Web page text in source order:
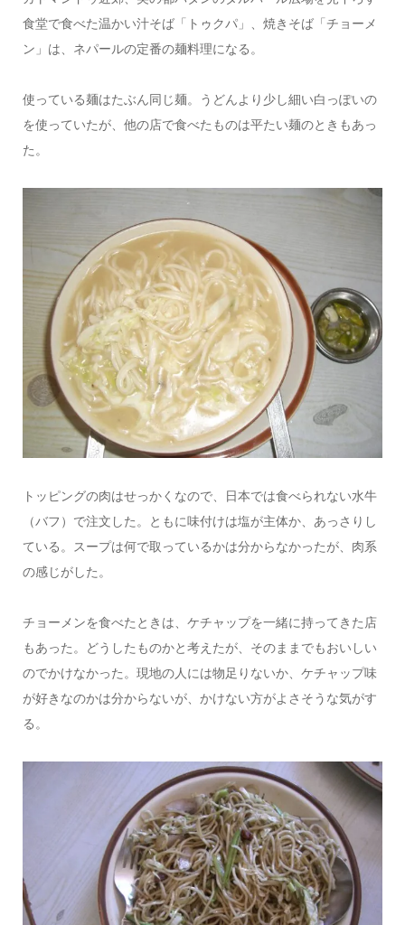
食堂で食べた温かい汁そば「トゥクパ」、焼きそば「チョーメ
ン」は、ネパールの定番の麺料理になる。
使っている麺はたぶん同じ麺。うどんより少し細い白っぽいの
を使っていたが、他の店で食べたものは平たい麺のときもあっ
た。
トッピングの肉はせっかくなので、日本では食べられない水牛
（バフ）で注文した。ともに味付けは塩が主体か、あっさりし
ている。スープは何で取っているかは分からなかったが、肉系
の感じがした。
チョーメンを食べたときは、ケチャップを一緒に持ってきた店
もあった。どうしたものかと考えたが、そのままでもおいしい
のでかけなかった。現地の人には物足りないか、ケチャップ味
が好きなのかは分からないが、かけない方がよさそうな気がす
る。